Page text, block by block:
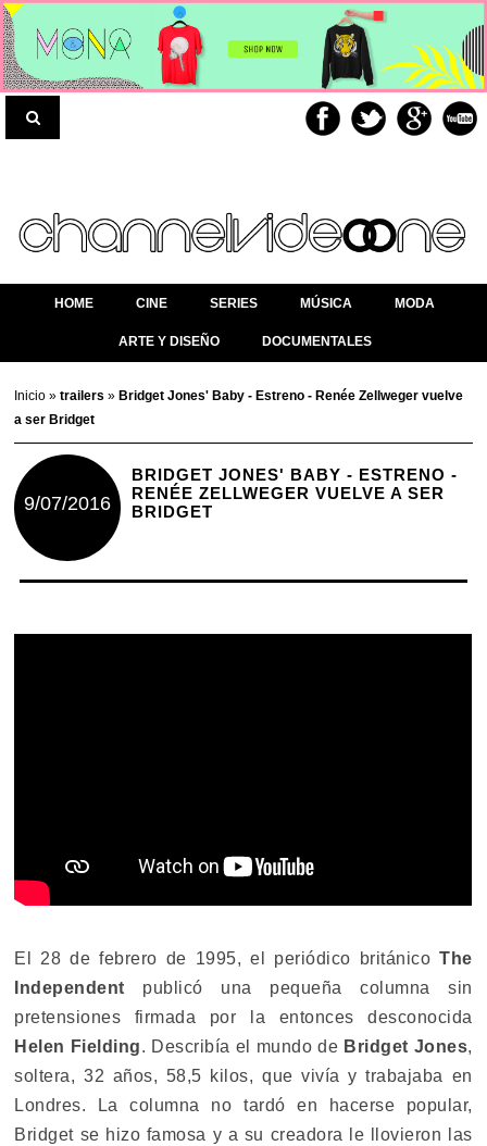
HOME CINE SERIES MÚSICA MODA
ARTE Y DISEÑO DOCUMENTALES
Inicio»trailers» Bridget Jones' Baby - Estreno - Renée Zellweger vuelve
a ser Bridget
9/07/2016
BRIDGET JONES' BABY - ESTRENO -
RENÉE ZELLWEGER VUELVE A SER
BRIDGET
El 28 de febrero de 1995, el periódico británicoThe
Independent publicó una pequeña columna sin
pretensiones firmada por la entonces desconocida
Helen Fielding. Describía el mundo de Bridget Jones,
soltera, 32 años, 58,5 kilos, que vivía y trabajaba en
Londres. La columna no tardó en hacerse popular,
Bridget se hizo famosa y a su creadora le llovieron las